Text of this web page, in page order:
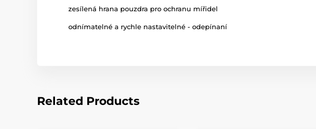
zesílená hrana pouzdra pro ochranu mířidel
odnímatelné a rychle nastavitelné - odepínaní
Related Products